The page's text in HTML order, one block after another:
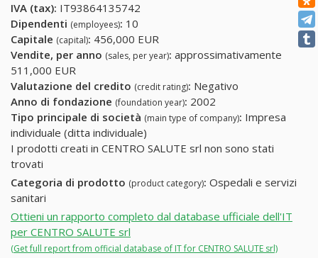
IVA (tax): IT93864135742
Dipendenti (employees): 10
Capitale (capital): 456,000 EUR
Vendite, per anno (sales, per year): approssimativamente
511,000 EUR
Valutazione del credito (credit rating): Negativo
Anno di fondazione (foundation year): 2002
Tipo principale di società (main type of company): Impresa
individuale (ditta individuale)
I prodotti creati in CENTRO SALUTE srl non sono stati
trovati
Categoria di prodotto (product category): Ospedali e servizi
sanitari
Ottieni un rapporto completo dal database ufficiale dell'IT
per CENTRO SALUTE srl
(Get full report from official database of IT for CENTRO SALUTE srl)